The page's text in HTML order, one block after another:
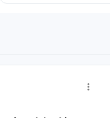
bengkak.dia cuma